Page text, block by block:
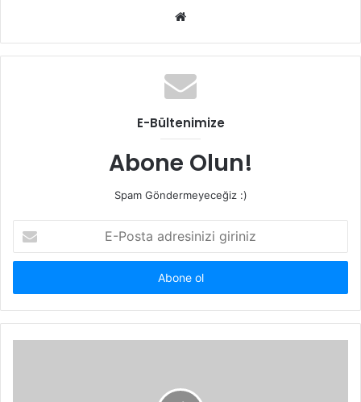
Web
E-Bültenimize
Abone Olun!
Spam Göndermeyeceğiz :)
Posta
adresinizi